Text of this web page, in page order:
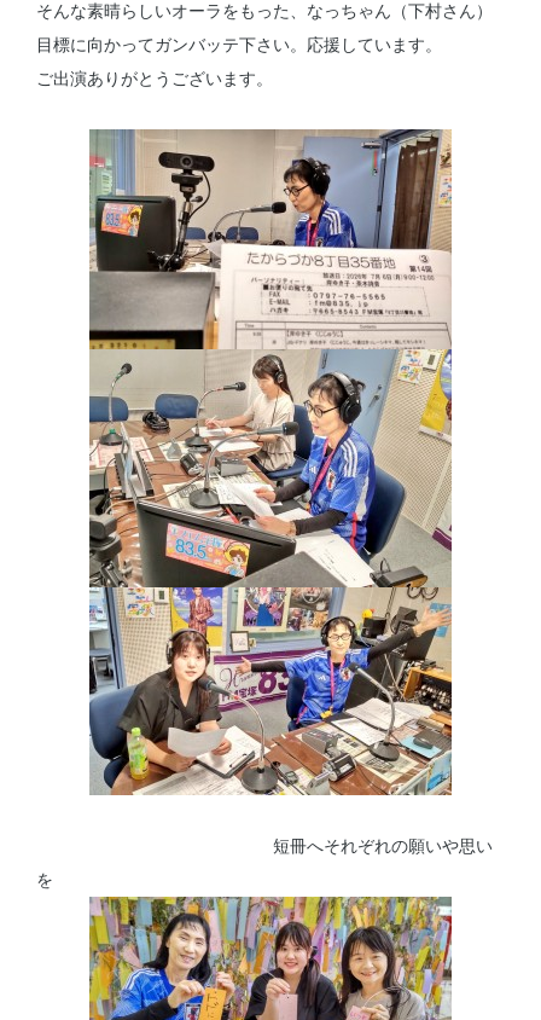
そんな素晴らしいオーラをもった、なっちゃん（下村さん）
目標に向かってガンバッテ下さい。応援しています。
ご出演ありがとうございます。
短冊へそれぞれの願いや思い
を